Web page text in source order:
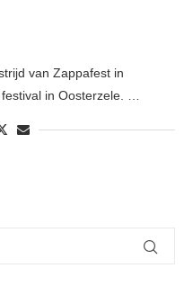
van Zappafest in
in Oosterzele. …